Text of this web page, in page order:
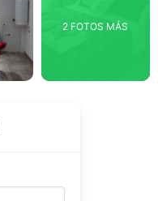
2 FOTOS MÁS